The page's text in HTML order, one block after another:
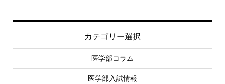
カテゴリー選択
医学部コラム
医学部入試情報